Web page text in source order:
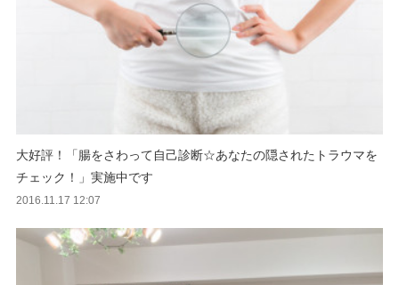
大好評！「腸をさわって自己診断☆あなたの隠されたトラウマを
チェック！」実施中です
2016.11.17 12:07